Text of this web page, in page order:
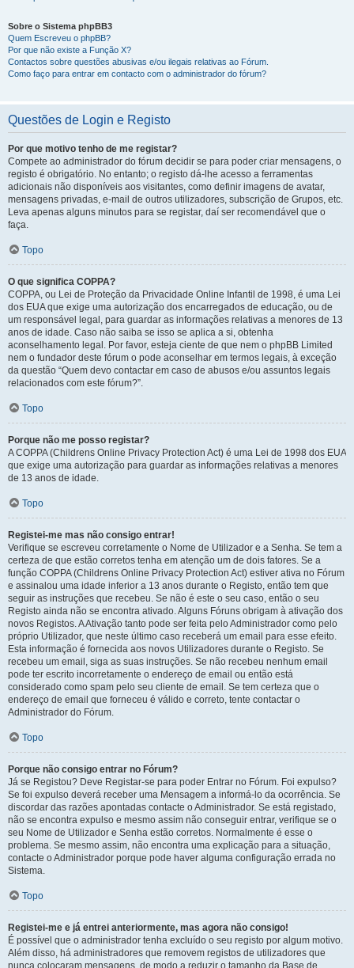
Sobre o Sistema phpBB3
Quem Escreveu o phpBB?
Por que não existe a Função X?
Contactos sobre questões abusivas e/ou ilegais relativas ao Fórum.
Como faço para entrar em contacto com o administrador do fórum?
Questões de Login e Registo
Por que motivo tenho de me registar?
Compete ao administrador do fórum decidir se para poder criar mensagens, o
registo é obrigatório. No entanto; o registo dá-lhe acesso a ferramentas
adicionais não disponíveis aos visitantes, como definir imagens de avatar,
mensagens privadas, e-mail de outros utilizadores, subscrição de Grupos, etc.
Leva apenas alguns minutos para se registar, daí ser recomendável que o
faça.
Topo
O que significa COPPA?
COPPA, ou Lei de Proteção da Privacidade Online Infantil de 1998, é uma Lei
dos EUA que exige uma autorização dos encarregados de educação, ou de
um responsável legal, para guardar as informações relativas a menores de 13
anos de idade. Caso não saiba se isso se aplica a si, obtenha
aconselhamento legal. Por favor, esteja ciente de que nem o phpBB Limited
nem o fundador deste fórum o pode aconselhar em termos legais, à exceção
da questão “Quem devo contactar em caso de abusos e/ou assuntos legais
relacionados com este fórum?”.
Topo
Porque não me posso registar?
A COPPA (Childrens Online Privacy Protection Act) é uma Lei de 1998 dos EUA
que exige uma autorização para guardar as informações relativas a menores
de 13 anos de idade.
Topo
Registei-me mas não consigo entrar!
Verifique se escreveu corretamente o Nome de Utilizador e a Senha. Se tem a
certeza de que estão corretos tenha em atenção um de dois fatores. Se a
função COPPA (Childrens Online Privacy Protection Act) estiver ativa no Fórum
e assinalou uma idade inferior a 13 anos durante o Registo, então tem que
seguir as instruções que recebeu. Se não é este o seu caso, então o seu
Registo ainda não se encontra ativado. Alguns Fóruns obrigam à ativação dos
novos Registos. A Ativação tanto pode ser feita pelo Administrador como pelo
próprio Utilizador, que neste último caso receberá um email para esse efeito.
Esta informação é fornecida aos novos Utilizadores durante o Registo. Se
recebeu um email, siga as suas instruções. Se não recebeu nenhum email
pode ter escrito incorretamente o endereço de email ou então está
considerado como spam pelo seu cliente de email. Se tem certeza que o
endereço de email que forneceu é válido e correto, tente contactar o
Administrador do Fórum.
Topo
Porque não consigo entrar no Fórum?
Já se Registou? Deve Registar-se para poder Entrar no Fórum. Foi expulso?
Se foi expulso deverá receber uma Mensagem a informá-lo da ocorrência. Se
discordar das razões apontadas contacte o Administrador. Se está registado,
não se encontra expulso e mesmo assim não conseguir entrar, verifique se o
seu Nome de Utilizador e Senha estão corretos. Normalmente é esse o
problema. Se mesmo assim, não encontra uma explicação para a situação,
contacte o Administrador porque pode haver alguma configuração errada no
Sistema.
Topo
Registei-me e já entrei anteriormente, mas agora não consigo!
É possível que o administrador tenha excluído o seu registo por algum motivo.
Além disso, há administradores que removem registos de utilizadores que
nunca colocaram mensagens, de modo a reduzir o tamanho da Base de